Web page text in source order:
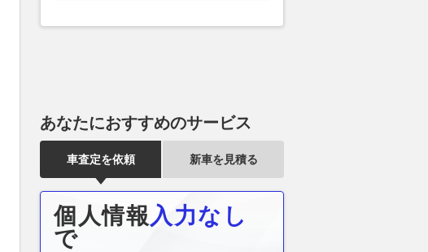
あなたにおすすめのサービス
車査定を依頼 新車を見積る
個人情報 入力なし
で